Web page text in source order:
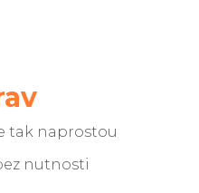
tak naprostou
nutnosti